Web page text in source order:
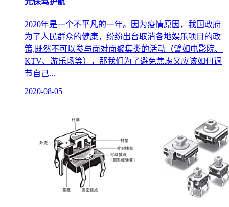
2020年是一个不平凡的一年。因为疫情原因，我国政府
为了人民群众的健康，纷纷出台取消各地娱乐项目的政
策,既然不可以参与面对面聚集类的活动（譬如电影院、
KTV、游乐场等），那我们为了避免焦虑又应该如何调
节自己...
2020-08-05